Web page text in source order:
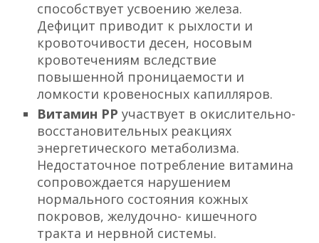
способствует усвоению железа.
Дефицит приводит к рыхлости и
кровоточивости десен, носовым
кровотечениям вследствие
повышенной проницаемости и
ломкости кровеносных капилляров.
Витамин РРучаствует в окислительно-
восстановительных реакциях
энергетического метаболизма.
Недостаточное потребление витамина
сопровождается нарушением
нормального состояния кожных
покровов, желудочно- кишечного
тракта и нервной системы.